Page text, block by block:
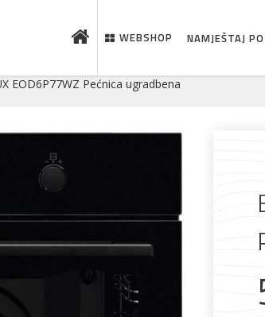
WEBSHOP NAMJEŠTAJ
EOD6P77WZ Pećnica ugradbena